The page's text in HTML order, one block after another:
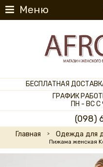
Меню
БЕСПЛАТНАЯ
ГРАФИК
ПН - ВС С
(098)
Главная Одежда для
Пижама женская